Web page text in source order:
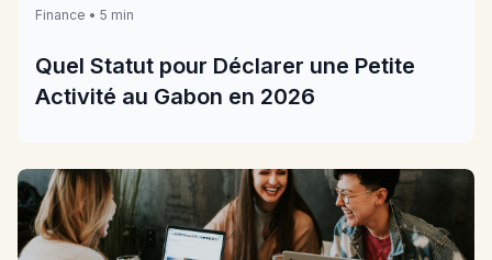
Finance • 5 min
Quel Statut pour Déclarer une Petite
Activité au Gabon en 2026